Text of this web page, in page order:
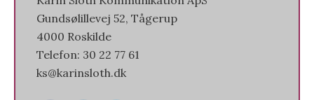
Gundsølillevej 52, Tågerup
4000 Roskilde
Telefon: 30 22 77 61
ks@karinsloth.dk